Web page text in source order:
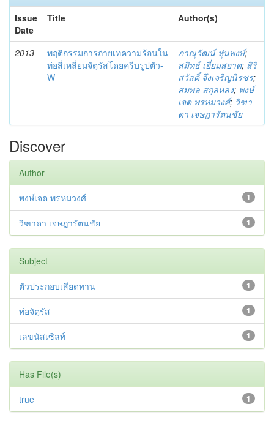
Issue
Date
Title Author(s)
2013
พฤติกรรมการถ่ายเทความร้อนใน
ท่อสี่เหลี่ยมจัตุรัสโดยครีบรูปตัว-
W
ภาณุวัฒน์ หุ่นพงษ์;
สมิทธ์ เอี่ยมสอาด; สิริ
สวัสดิ์ จึงเจริญนิรชร;
สมพล สกุลหลง; พงษ์
เจต พรหมวงศ์; วิฑา
ดา เจษฎารัตนชัย
Discover
Author
1
พงษ์เจต พรหมวงศ์
1
วิฑาดา เจษฎารัตนชัย
Subject
1
ตัวประกอบเสียดทาน
1
ท่อจัตุรัส
1
เลขนัสเซิลท์
Has File(s)
1
true